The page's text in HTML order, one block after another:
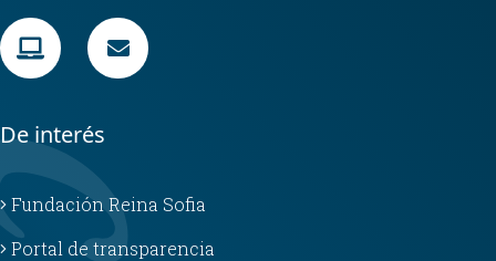
De interés
Fundación Reina Sofia
Portal de transparencia